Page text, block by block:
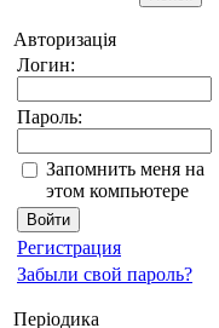
Авторизація
Логин:
Пароль:
Запомнить меня на
этом компьютере
Регистрация
Забыли свой пароль?
Періодика